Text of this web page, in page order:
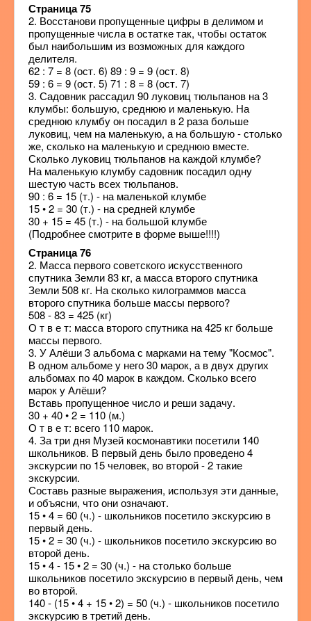
Страница 75
2. Восстанови пропущенные цифры в делимом и
пропущенные числа в остатке так, чтобы остаток
был наибольшим из возможных для каждого
делителя.
62 : 7 = 8 (ост. 6) 89 : 9 = 9 (ост. 8)
59 : 6 = 9 (ост. 5) 71 : 8 = 8 (ост. 7)
3. Садовник рассадил 90 луковиц тюльпанов на 3
клумбы: большую, среднюю и маленькую. На
среднюю клумбу он посадил в 2 раза больше
луковиц, чем на маленькую, а на большую - столько
же, сколько на маленькую и среднюю вместе.
Сколько луковиц тюльпанов на каждой клумбе?
На маленькую клумбу садовник посадил одну
шестую часть всех тюльпанов.
90 : 6 = 15 (т.) - на маленькой клумбе
15 • 2 = 30 (т.) - на средней клумбе
30 + 15 = 45 (т.) - на большой клумбе
(Подробнее смотрите в форме выше!!!!)
Страница 76
2. Масса первого советского искусственного
спутника Земли 83 кг, а масса второго спутника
Земли 508 кг. На сколько килограммов масса
второго спутника больше массы первого?
508 - 83 = 425 (кг)
О т в е т: масса второго спутника на 425 кг больше
массы первого.
3. У Алёши 3 альбома с марками на тему "Космос".
В одном альбоме у него 30 марок, а в двух других
альбомах по 40 марок в каждом. Сколько всего
марок у Алёши?
Вставь пропущенное число и реши задачу.
30 + 40 • 2 = 110 (м.)
О т в е т: всего 110 марок.
4. За три дня Музей космонавтики посетили 140
школьников. В первый день было проведено 4
экскурсии по 15 человек, во второй - 2 такие
экскурсии.
Составь разные выражения, используя эти данные,
и объясни, что они означают.
15 • 4 = 60 (ч.) - школьников посетило экскурсию в
первый день.
15 • 2 = 30 (ч.) - школьников посетило экскурсию во
второй день.
15 • 4 - 15 • 2 = 30 (ч.) - на столько больше
школьников посетило экскурсию в первый день, чем
во второй.
140 - (15 • 4 + 15 • 2) = 50 (ч.) - школьников посетило
экскурсию в третий день.